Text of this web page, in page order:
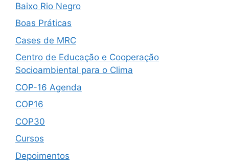
Baixo Rio Negro
Boas Práticas
Cases de MRC
Centro de Educação e Cooperação
Socioambiental para o Clima
COP-16 Agenda
COP16
COP30
Cursos
Depoimentos